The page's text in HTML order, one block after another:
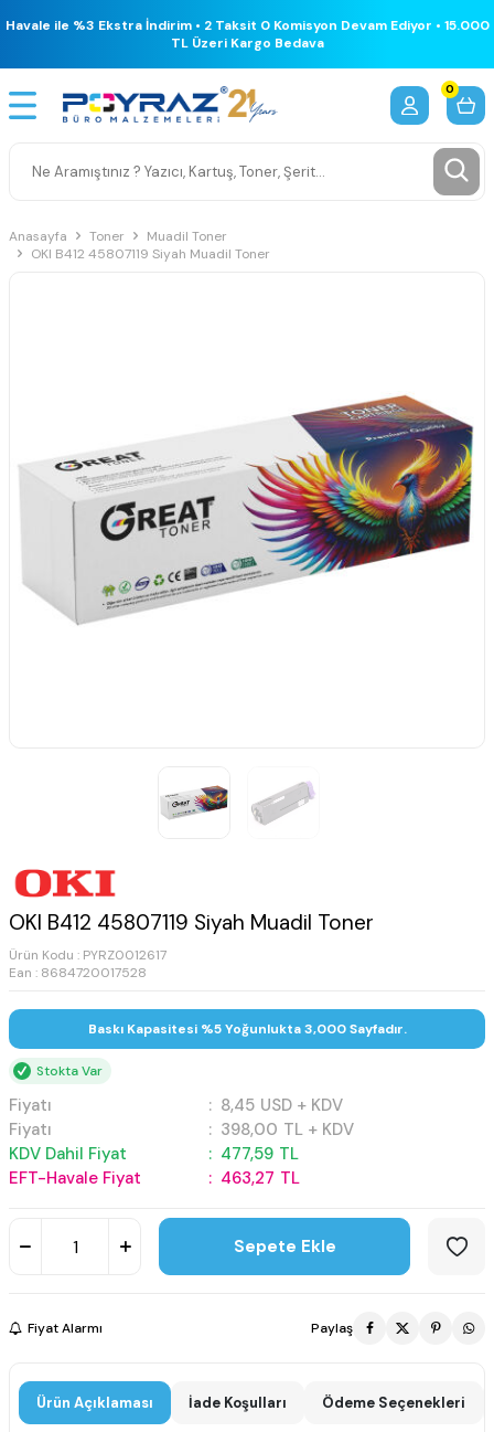
Havale ile %3 Ekstra İndirim • 2 Taksit 0 Komisyon Devam Ediyor • 15.000
TL Üzeri Kargo Bedava
0
Anasayfa Toner
Muadil Toner
OKI B412 45807119 Siyah Muadil Toner
OKI B412 45807119 Siyah Muadil Toner
Ürün Kodu : PYRZ0012617
Ean : 8684720017528
Baskı Kapasitesi %5 Yoğunlukta 3,000 Sayfadır.
Stokta Var
Fiyatı : 8,45 USD + KDV
Fiyatı
: 398,00 TL + KDV
KDV Dahil Fiyat
: 477,59 TL
EFT-Havale Fiyat
: 463,27 TL
Sepete Ekle
Fiyat Alarmı Paylaş
Ürün Açıklaması İade Koşulları Ödeme Seçenekleri